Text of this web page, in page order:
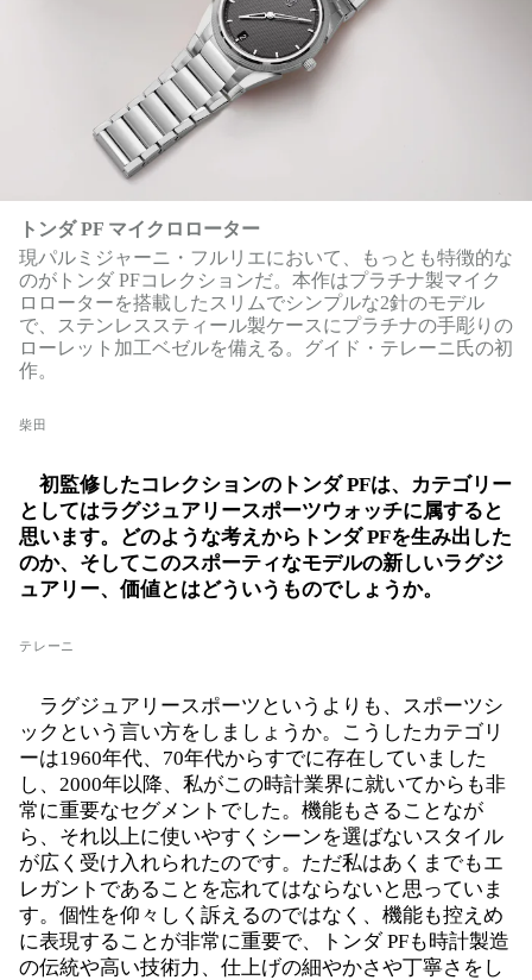
トンダ PF マイクロローター
現パルミジャーニ・フルリエにおいて、もっとも特徴的な
のがトンダ PFコレクションだ。本作はプラチナ製マイク
ロローターを搭載したスリムでシンプルな2針のモデル
で、ステンレススティール製ケースにプラチナの手彫りの
ローレット加工ベゼルを備える。グイド・テレーニ氏の初
作。
柴田
初監修したコレクションのトンダ PFは、カテゴリー
としてはラグジュアリースポーツウォッチに属すると
思います。どのような考えからトンダ PFを生み出した
のか、そしてこのスポーティなモデルの新しいラグジ
ュアリー、価値とはどういうものでしょうか。
テレーニ
ラグジュアリースポーツというよりも、スポーツシ
ックという言い方をしましょうか。こうしたカテゴリ
ーは1960年代、70年代からすでに存在していました
し、2000年以降、私がこの時計業界に就いてからも非
常に重要なセグメントでした。機能もさることなが
ら、それ以上に使いやすくシーンを選ばないスタイル
が広く受け入れられたのです。ただ私はあくまでもエ
レガントであることを忘れてはならないと思っていま
す。個性を仰々しく訴えるのではなく、機能も控えめ
に表現することが非常に重要で、トンダ PFも時計製造
の伝統や高い技術力、仕上げの細やかさや丁寧さをし